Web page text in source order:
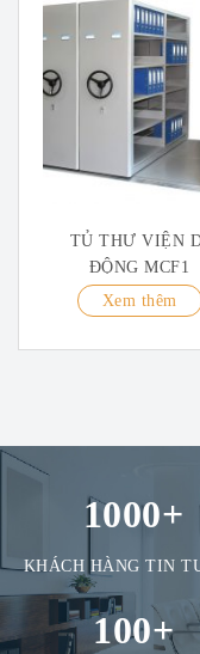
TỦ THƯ VIỆN
ĐỘNG MCF1
Xem thêm
1000+
KHÁCH HÀNG TIN
100+